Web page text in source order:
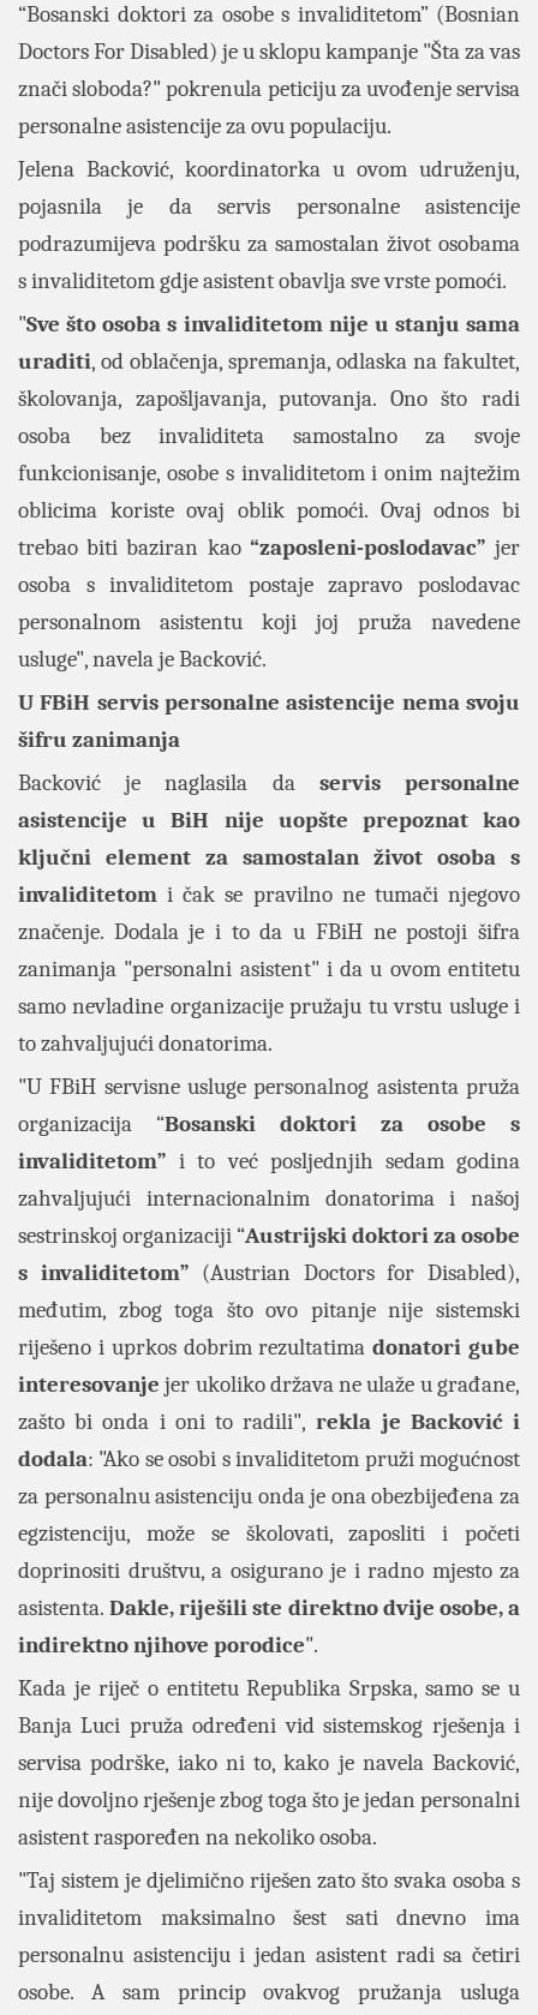
“Bosanski doktori za osobe s invaliditetom” (Bosnian
Doctors For Disabled) je u sklopu kampanje "Šta za vas
znači sloboda?" pokrenula peticiju za uvođenje servisa
personalne asistencije za ovu populaciju.
Jelena Backović, koordinatorka u ovom udruženju,
pojasnila je da servis personalne asistencije
podrazumijeva podršku za samostalan život osobama
s invaliditetom gdje asistent obavlja sve vrste pomoći.
"Sve što osoba s invaliditetom nije u stanju sama
uraditi, od oblačenja, spremanja, odlaska na fakultet,
školovanja, zapošljavanja, putovanja. Ono što radi
osoba bez invaliditeta samostalno za svoje
funkcionisanje, osobe s invaliditetom i onim najtežim
oblicima koriste ovaj oblik pomoći. Ovaj odnos bi
trebao biti baziran kao“zaposleni-poslodavac” jer
osoba s invaliditetom postaje zapravo poslodavac
personalnom asistentu koji joj pruža navedene
usluge", navela je Backović.
U FBiH servis personalne asistencije nema svoju
šifru zanimanja
Backović je naglasila da servis personalne
asistencije u BiH nije uopšte prepoznat kao
ključni element za samostalan život osoba s
invaliditetom i čak se pravilno ne tumači njegovo
značenje. Dodala je i to da u FBiH ne postoji šifra
zanimanja "personalni asistent" i da u ovom entitetu
samo nevladine organizacije pružaju tu vrstu usluge i
to zahvaljujući donatorima.
"U FBiH servisne usluge personalnog asistenta pruža
organizacija “Bosanski doktori za osobe s
invaliditetom”i to već posljednjih sedam godina
zahvaljujući internacionalnim donatorima i našoj
sestrinskoj organizaciji “Austrijski doktori za osobe
s invaliditetom” (Austrian Doctors for Disabled),
međutim, zbog toga što ovo pitanje nije sistemski
riješeno i uprkos dobrim rezultatimadonatori gube
interesovanje jer ukoliko država ne ulaže u građane,
zašto bi onda i oni to radili", rekla je Backović i
dodala: "Ako se osobi s invaliditetom pruži mogućnost
za personalnu asistenciju onda je ona obezbijeđena za
egzistenciju, može se školovati, zaposliti i početi
doprinositi društvu, a osigurano je i radno mjesto za
asistenta.Dakle, riješili ste direktno dvije osobe, a
indirektno njihove porodice".
Kada je riječ o entitetu Republika Srpska, samo se u
Banja Luci pruža određeni vid sistemskog rješenja i
servisa podrške, iako ni to, kako je navela Backović,
nije dovoljno rješenje zbog toga što je jedan personalni
asistent raspoređen na nekoliko osoba.
"Taj sistem je djelimično riješen zato što svaka osoba s
invaliditetom maksimalno šest sati dnevno ima
personalnu asistenciju i jedan asistent radi sa četiri
osobe. A sam princip ovakvog pružanja usluga